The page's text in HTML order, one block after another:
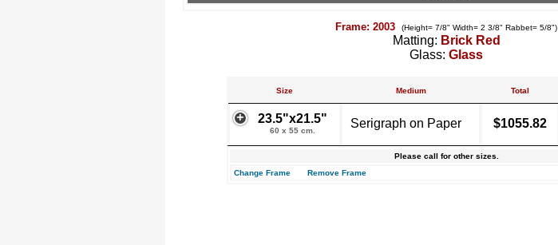
Frame: 2003 (Height= 7/8" Width= 2 3/8" Rabbet= 5/8")
Matting: Brick Red
Glass: Glass
Size Medium Total
23.5"x21.5"
60 x 55 cm.
Serigraph on Paper $1055.82
Please call for other sizes.
Change Frame
Remove Frame